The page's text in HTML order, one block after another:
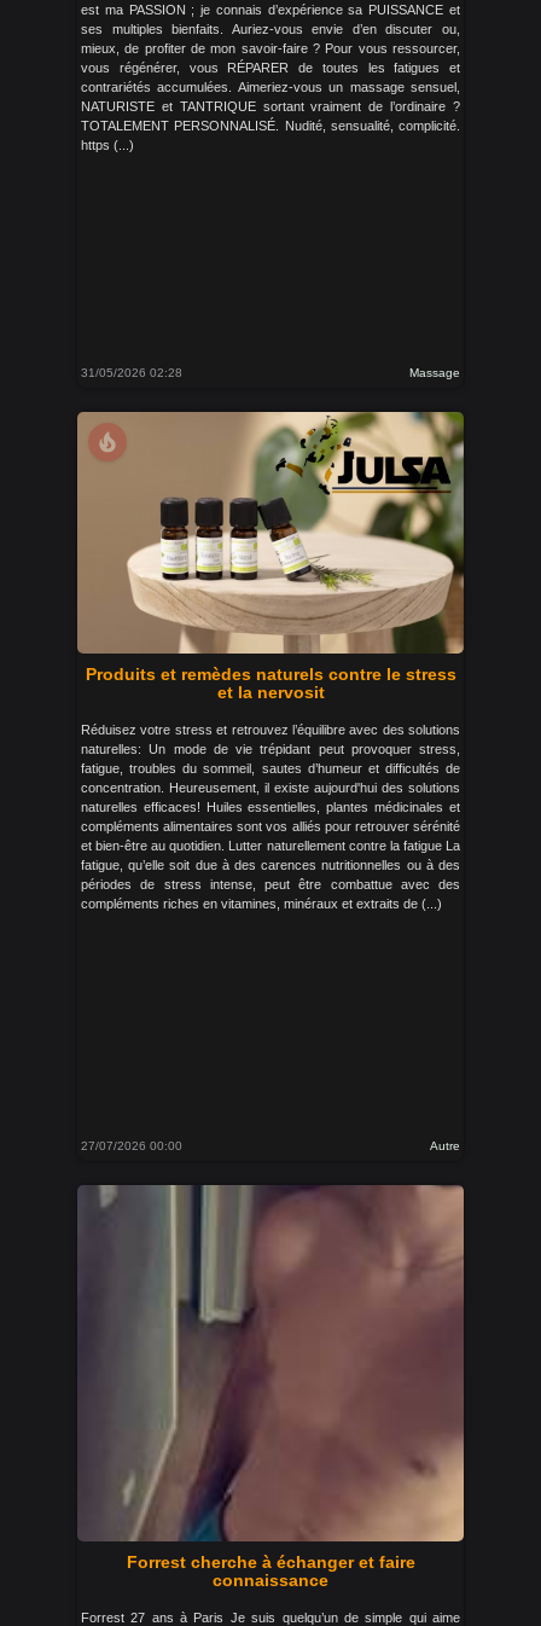
est ma PASSION ; je connais d’expérience sa PUISSANCE et
ses multiples bienfaits. Auriez-vous envie d’en discuter ou,
mieux, de profiter de mon savoir-faire ? Pour vous ressourcer,
vous régénérer, vous RÉPARER de toutes les fatigues et
contrariétés accumulées. Aimeriez-vous un massage sensuel,
NATURISTE et TANTRIQUE sortant vraiment de l’ordinaire ?
TOTALEMENT PERSONNALISÉ. Nudité, sensualité, complicité.
https (...)
31/05/2026 02:28 Massage
local_fire_department
Produits et remèdes naturels contre le stress
et la nervosit
Réduisez votre stress et retrouvez l’équilibre avec des solutions
naturelles: Un mode de vie trépidant peut provoquer stress,
fatigue, troubles du sommeil, sautes d’humeur et difficultés de
concentration. Heureusement, il existe aujourd'hui des solutions
naturelles efficaces! Huiles essentielles, plantes médicinales et
compléments alimentaires sont vos alliés pour retrouver sérénité
et bien-être au quotidien. Lutter naturellement contre la fatigue La
fatigue, qu’elle soit due à des carences nutritionnelles ou à des
périodes de stress intense, peut être combattue avec des
compléments riches en vitamines, minéraux et extraits de (...)
27/07/2026 00:00 Autre
Forrest cherche à échanger et faire
connaissance
Forrest 27 ans à Paris Je suis quelqu’un de simple qui aime